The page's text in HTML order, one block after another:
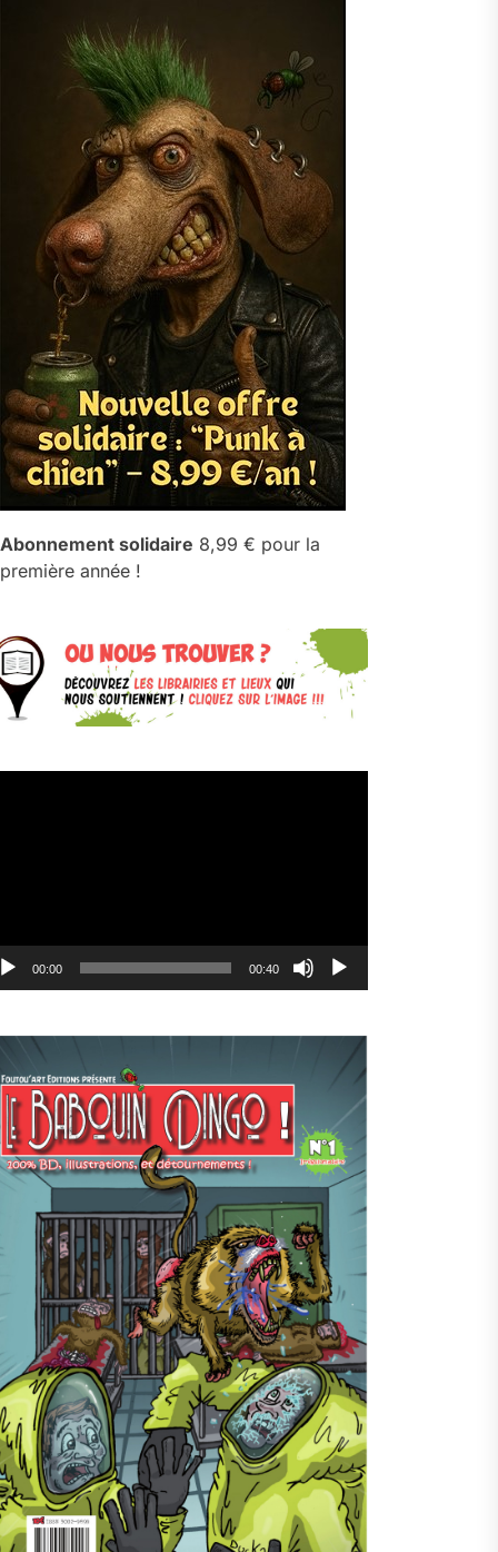
Abonnement solidaire 8,99 € pour la
première année !
00:00 00:40